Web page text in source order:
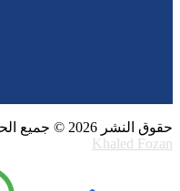
حقوق النشر 2026 © جميع الحقوق محفوظة
Khaled Fozan